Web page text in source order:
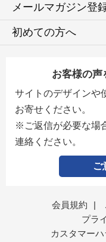
メールマガジン登
初めての方へ
お客様の声
サイトのデザインや
お寄せください。
※ご返信が必要な場
連絡ください。
ご
会員規約 |
プラ
カスタマー